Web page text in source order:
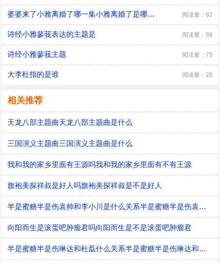
婆婆来了小雅离婚了哪一集小雅离婚了是哪部剧里的 阅读量：82
诗经小雅蓼莪表达的主题是 阅读量：88
诗经小雅蓼莪主题 阅读量：75
大李杜指的是谁 阅读量：26
相关推荐
天龙八部主题曲天龙八部主题曲是什么
三国演义主题曲三国演义主题曲是什么
我和我的家乡里面有王源吗我和我的家乡里面有不有王源
旗袍美探祥叔是好人吗旗袍美探祥叔是不是好人
半是蜜糖半是伤袁帅和李小川是什么关系半是蜜糖半是伤袁帅和李小川的关系
向阳而生是滚蛋吧肿瘤君吗向阳而生是不是滚蛋吧肿瘤君
半是蜜糖半是伤琳达和杜磊什么关系半是蜜糖半是伤琳达和杜磊的关系